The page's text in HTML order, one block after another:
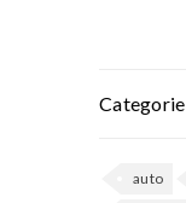
Categorie
auto